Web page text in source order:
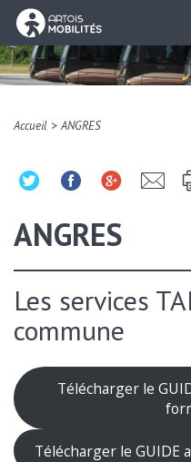
Accueil >ANGRES
ANGRES
Les services
commune
Télécharger le
Télécharger le GUIDE